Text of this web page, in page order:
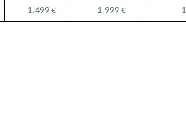
1.499 € 1.999 €